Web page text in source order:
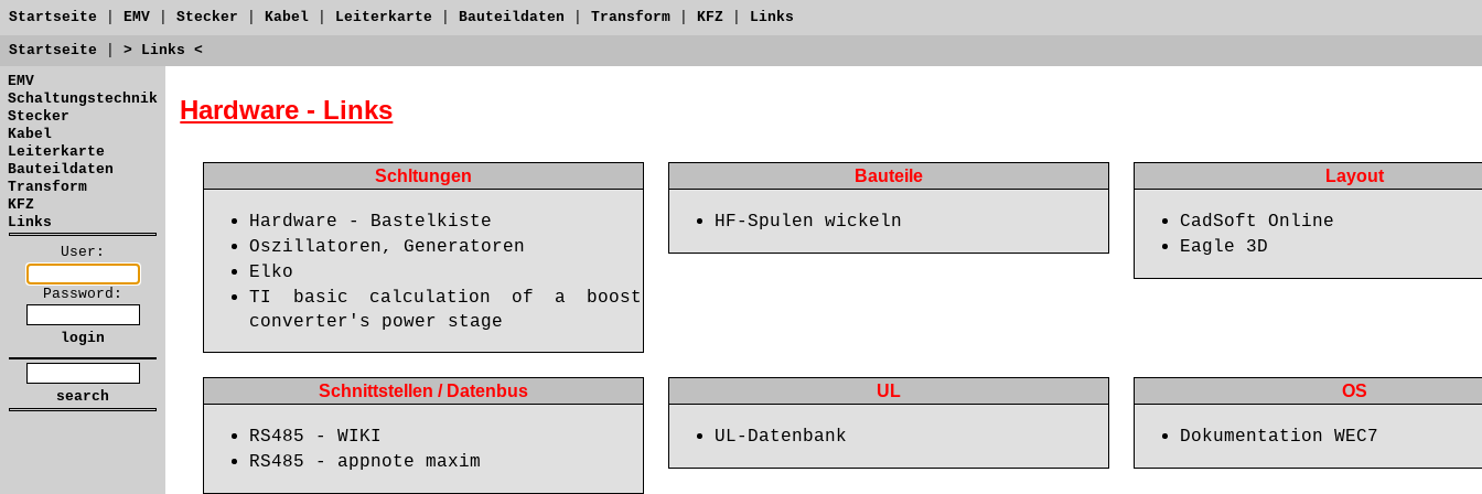
Startseite EMV Stecker Kabel Leiterkarte Bauteildaten Transform KFZ
Links
Startseite
> Links <
EMV
Schaltungstechnik
Stecker
Kabel
Leiterkarte
Bauteildaten
Transform
KFZ
Links
User:
Password:
Hardware - Links
Schltungen
Hardware - Bastelkiste
Oszillatoren, Generatoren
Elko
TI basic calculation of a boost
converter's power stage
Bauteile
HF-Spulen wickeln
Layout
CadSoft Online
Eagle 3D
Schnittstellen / Datenbus
RS485 - WIKI
RS485 - appnote maxim
UL
UL-Datenbank
OS
Dokumentation WEC7